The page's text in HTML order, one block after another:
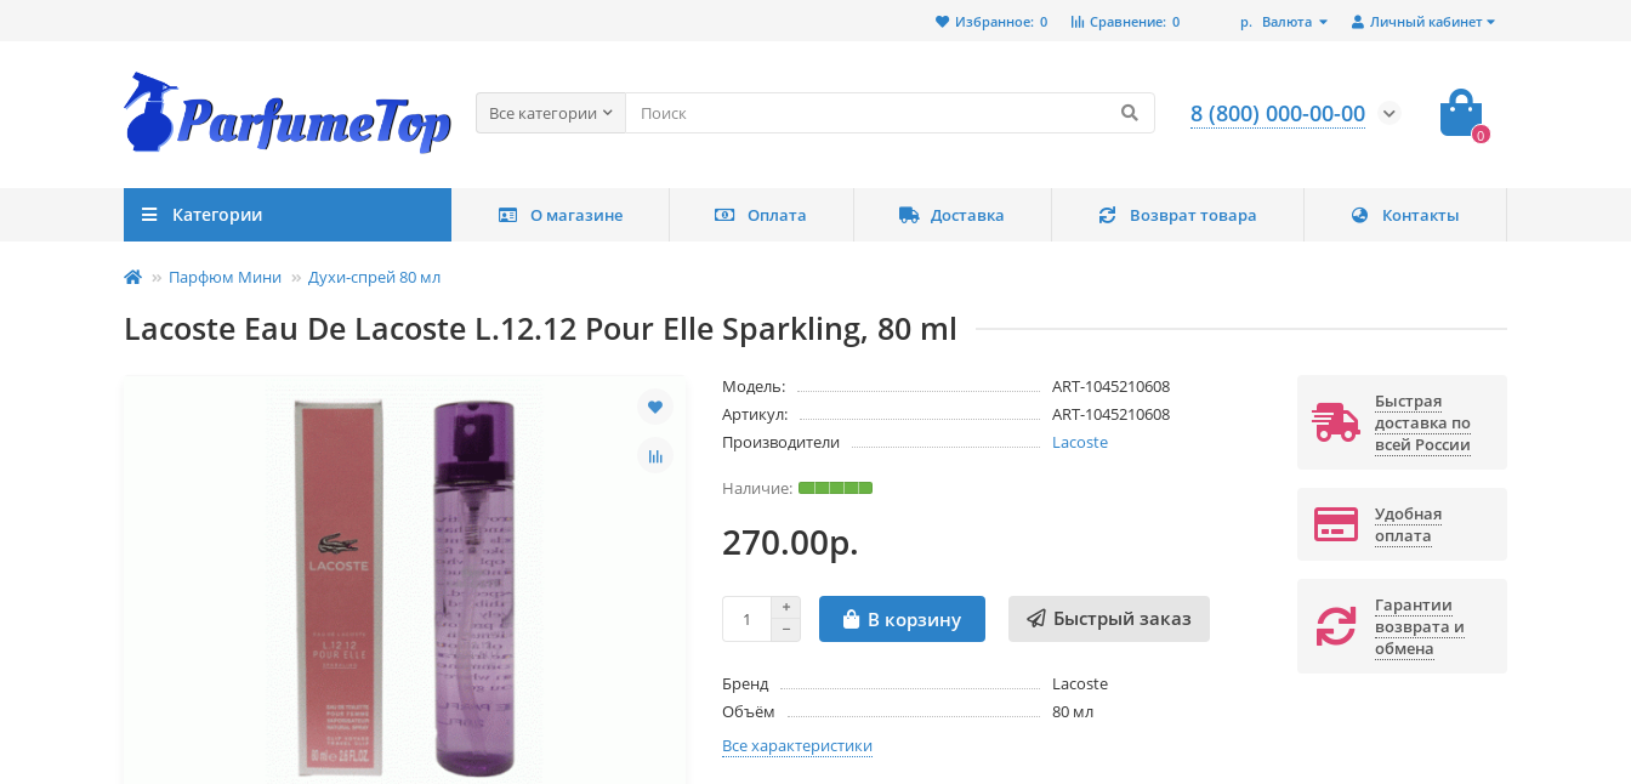
Личный кабинет
р. Валюта
Сравнение: 0
Избранное: 0
Все категории 8 (800) 000-00-00
0
Категории О магазине Оплата Доставка Возврат товара Контакты
Парфюм Мини Духи-спрей 80 мл
Lacoste Eau De Lacoste L.12.12 Pour Elle Sparkling, 80 ml
Модель:
ART-1045210608
Артикул:
ART-1045210608
Производители
Lacoste
270.00р.
В корзину Быстрый заказ
Бренд
Lacoste
Объём
80 мл
Все характеристики
Быстрая
доставка по
всей России
Удобная
оплата
Гарантии
возврата и
обмена